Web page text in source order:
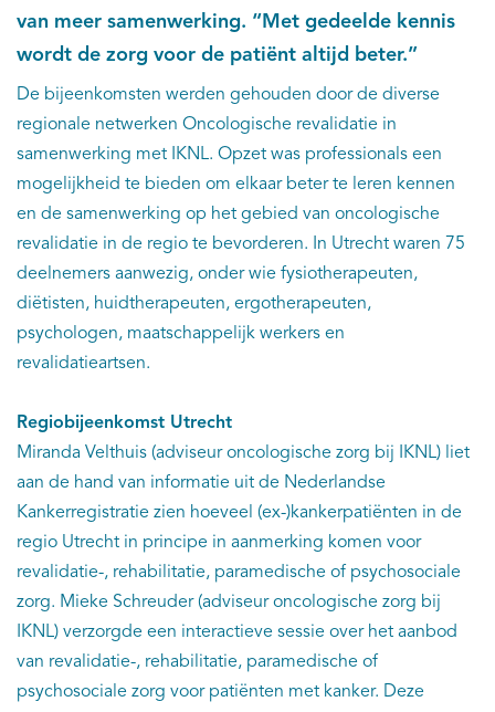
van meer samenwerking. “Met gedeelde kennis
wordt de zorg voor de patiënt altijd beter.”
De bijeenkomsten werden gehouden door de diverse
regionale netwerken Oncologische revalidatie in
samenwerking met IKNL. Opzet was professionals een
mogelijkheid te bieden om elkaar beter te leren kennen
en de samenwerking op het gebied van oncologische
revalidatie in de regio te bevorderen. In Utrecht waren 75
deelnemers aanwezig, onder wie fysiotherapeuten,
diëtisten, huidtherapeuten, ergotherapeuten,
psychologen, maatschappelijk werkers en
revalidatieartsen.
Regiobijeenkomst Utrecht
Miranda Velthuis (adviseur oncologische zorg bij IKNL) liet
aan de hand van informatie uit de Nederlandse
Kankerregistratie zien hoeveel (ex-)kankerpatiënten in de
regio Utrecht in principe in aanmerking komen voor
revalidatie-, rehabilitatie, paramedische of psychosociale
zorg. Mieke Schreuder (adviseur oncologische zorg bij
IKNL) verzorgde een interactieve sessie over het aanbod
van revalidatie-, rehabilitatie, paramedische of
psychosociale zorg voor patiënten met kanker. Deze